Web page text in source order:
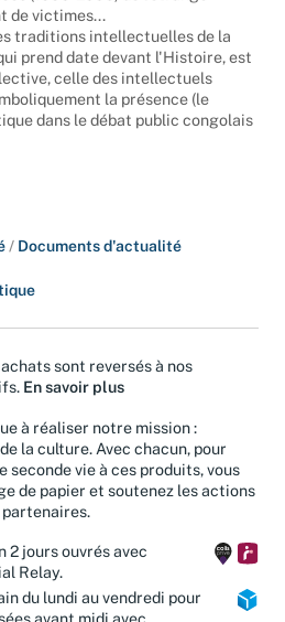
(1990-2006) de l'étrange
de victimes...
traditions intellectuelles de la
prend date devant l'Histoire, est
celle des intellectuels
la présence (le
dans le débat public congolais
sont reversés à nos
En savoir plus
à réaliser notre mission :
la culture. Avec chacun, pour
seconde vie à ces produits, vous
de papier et soutenez les actions
jours ouvrés avec
Relay.
du lundi au vendredi pour